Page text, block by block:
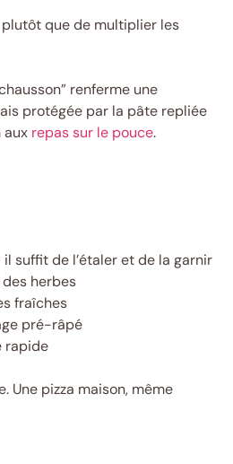
que de multiplier les
renferme une
protégée par la pâte repliée
aux repas sur le pouce.
suffit de l’étaler et de la garnir
des herbes
fraîches
pré-râpé
rapide
Une pizza maison, même